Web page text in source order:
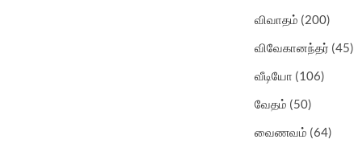
விவாதம் (200)
விவேகானந்தர் (45)
வீடியோ (106)
வேதம் (50)
வைணவம் (64)